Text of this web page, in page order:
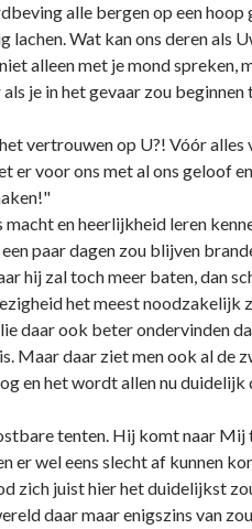
alle bergen op een hoop
Wat kan ons deren als
alleen met je mond spreken,
je in het gevaar zou
vertrouwen op U?! Vóór
er voor ons met al ons geloof
en heerlijkheid leren
paar dagen zou blijven
hij zal toch meer baten, dan
het meest
daar ook beter ondervinden
Maar daar ziet men ook al
en het wordt allen nu
tenten. Hij komt naar
er wel eens slecht af kunnen
zich juist hier het duidelijkst
daar maar enigszins van